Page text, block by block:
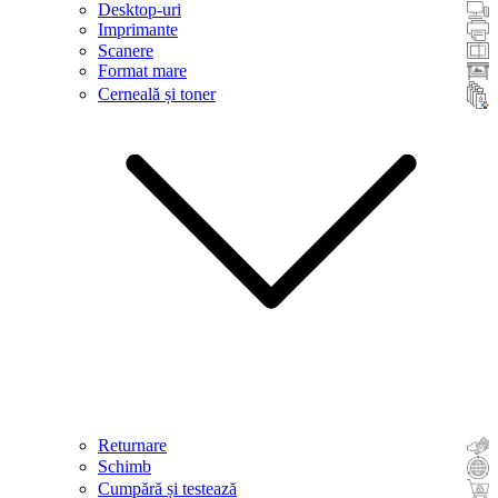
Desktop-uri
Imprimante
Scanere
Format mare
Cerneală și toner
Returnare
Schimb
Cumpără și testează